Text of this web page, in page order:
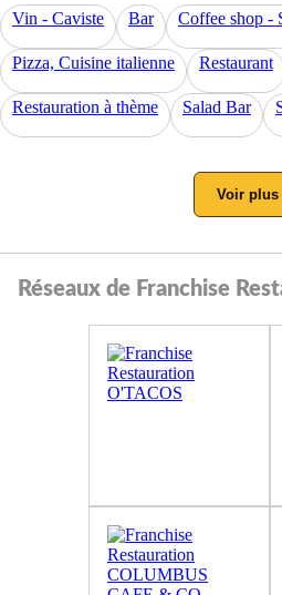
Vin - Caviste Bar Coffee shop -
Pizza, Cuisine italienne Restaurant
Restauration à thème Salad Bar
Voir plus
Réseaux de Franchise